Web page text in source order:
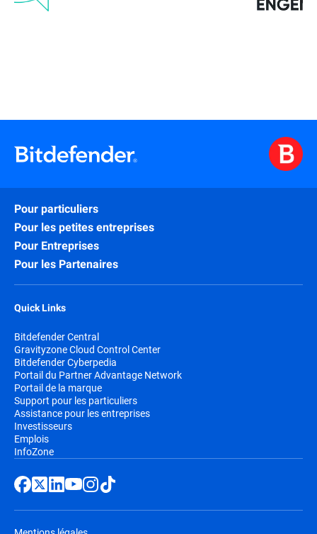
Pour particuliers
Pour les petites entreprises
Pour Entreprises
Pour les Partenaires
Quick Links
Bitdefender Central
Gravityzone Cloud Control Center
Bitdefender Cyberpedia
Portail du Partner Advantage Network
Portail de la marque
Support pour les particuliers
Assistance pour les entreprises
Investisseurs
Emplois
InfoZone